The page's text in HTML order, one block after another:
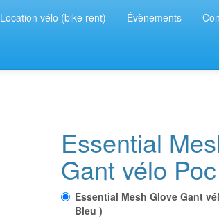
Location vélo (bike rent) Évènements
Essential
Gant vélo Poc
Essential Mesh Glove Gant
Bleu )